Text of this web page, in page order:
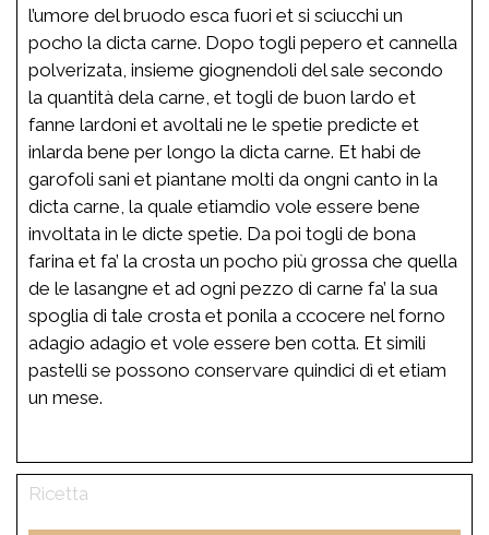
l’umore del bruodo esca fuori et si sciucchi un
pocho la dicta carne. Dopo togli pepero et cannella
polverizata, insieme giognendoli del sale secondo
la quantità dela carne, et togli de buon lardo et
fanne lardoni et avoltali ne le spetie predicte et
inlarda bene per longo la dicta carne. Et habi de
garofoli sani et piantane molti da ongni canto in la
dicta carne, la quale etiamdio vole essere bene
involtata in le dicte spetie. Da poi togli de bona
farina et fa’ la crosta un pocho più grossa che quella
de le lasangne et ad ogni pezzo di carne fa’ la sua
spoglia di tale crosta et ponila a ccocere nel forno
adagio adagio et vole essere ben cotta. Et simili
pastelli se possono conservare quindici dì et etiam
un mese.